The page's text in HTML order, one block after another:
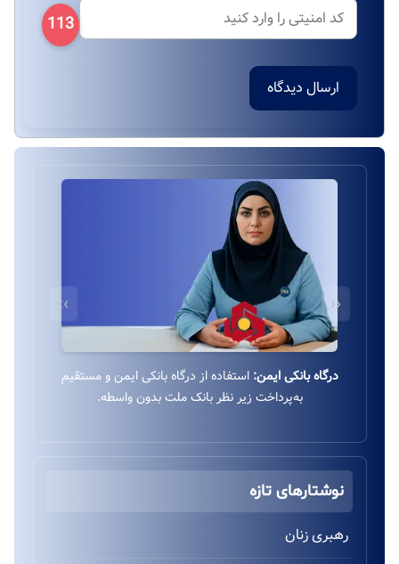
113
ارسال دیدگاه
درگاه بانکی ایمن: استفاده از درگاه بانکی ایمن و مستقیم
به‌پرداخت زیر نظر بانک ملت بدون واسطه.
‹‹
››
نوشتارهای تازه
رهبری زنان